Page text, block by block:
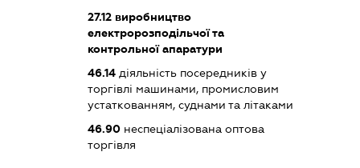
27.12виробництво
електророзподільчої та
контрольної апаратури
46.14діяльність посередників у
торгівлі машинами, промисловим
устаткованням, суднами та літаками
46.90неспеціалізована оптова
торгівля